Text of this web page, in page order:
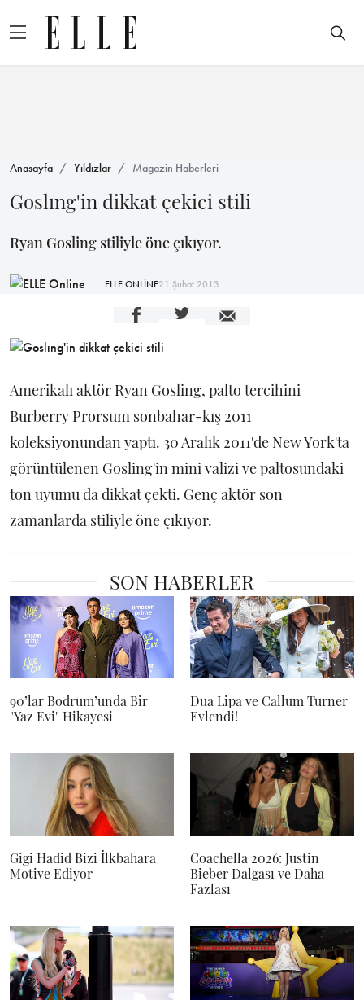
Anasayfa Yıldızlar Magazin Haberleri
Goslıng'in dikkat çekici stili
Ryan Gosling stiliyle öne çıkıyor.
ELLE ONLİNE21 Şubat 2013
Amerikalı aktör Ryan Gosling, palto tercihini
Burberry Prorsum sonbahar-kış 2011
koleksiyonundan yaptı. 30 Aralık 2011'de New York'ta
görüntülenen Gosling'in mini valizi ve paltosundaki
ton uyumu da dikkat çekti. Genç aktör son
zamanlarda stiliyle öne çıkıyor.
SON HABERLER
90’lar Bodrum’unda Bir
"Yaz Evi" Hikayesi
Dua Lipa ve Callum Turner
Evlendi!
Gigi Hadid Bizi İlkbahara
Motive Ediyor
Coachella 2026: Justin
Bieber Dalgası ve Daha
Fazlası